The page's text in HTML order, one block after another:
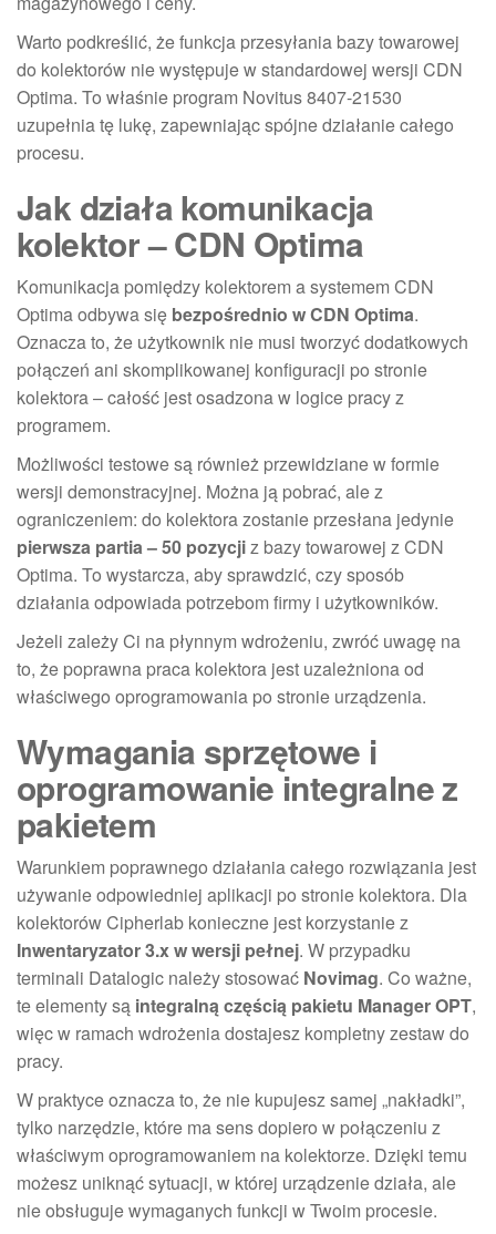
Warto podkreślić, że funkcja przesyłania bazy towarowej
do kolektorów nie występuje w standardowej wersji CDN
Optima. To właśnie program Novitus 8407-21530
uzupełnia tę lukę, zapewniając spójne działanie całego
procesu.
Jak działa komunikacja
kolektor – CDN Optima
Komunikacja pomiędzy kolektorem a systemem CDN
Optima odbywa się bezpośrednio w CDN Optima.
Oznacza to, że użytkownik nie musi tworzyć dodatkowych
połączeń ani skomplikowanej konfiguracji po stronie
kolektora – całość jest osadzona w logice pracy z
programem.
Możliwości testowe są również przewidziane w formie
wersji demonstracyjnej. Można ją pobrać, ale z
ograniczeniem: do kolektora zostanie przesłana jedynie
pierwsza partia – 50 pozycjiz bazy towarowej z CDN
Optima. To wystarcza, aby sprawdzić, czy sposób
działania odpowiada potrzebom firmy i użytkowników.
Jeżeli zależy Ci na płynnym wdrożeniu, zwróć uwagę na
to, że poprawna praca kolektora jest uzależniona od
właściwego oprogramowania po stronie urządzenia.
Wymagania sprzętowe i
oprogramowanie integralne z
pakietem
Warunkiem poprawnego działania całego rozwiązania jest
używanie odpowiedniej aplikacji po stronie kolektora. Dla
kolektorów Cipherlab konieczne jest korzystanie z
Inwentaryzator 3.x w wersji pełnej. W przypadku
terminali Datalogic należy stosować Novimag. Co ważne,
te elementy są integralną częścią pakietu Manager OPT,
więc w ramach wdrożenia dostajesz kompletny zestaw do
pracy.
W praktyce oznacza to, że nie kupujesz samej „nakładki”,
tylko narzędzie, które ma sens dopiero w połączeniu z
właściwym oprogramowaniem na kolektorze. Dzięki temu
możesz uniknąć sytuacji, w której urządzenie działa, ale
nie obsługuje wymaganych funkcji w Twoim procesie.